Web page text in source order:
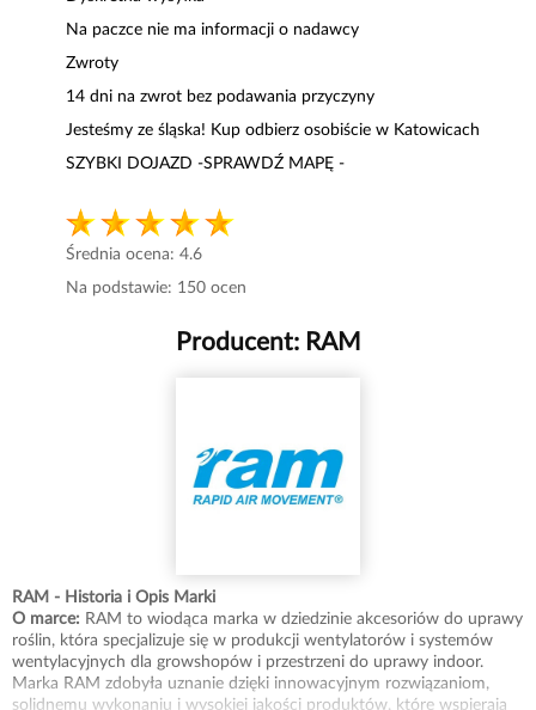
Na paczce nie ma informacji o nadawcy
Zwroty
14 dni na zwrot bez podawania przyczyny
Jesteśmy ze śląska! Kup odbierz osobiście w Katowicach
SZYBKI DOJAZD -SPRAWDŹ MAPĘ -
Średnia ocena: 4.6
Na podstawie: 150 ocen
Producent:RAM
RAM - Historia i Opis Marki
O marce: RAM to wiodąca marka w dziedzinie akcesoriów do uprawy
roślin, która specjalizuje się w produkcji wentylatorów i systemów
wentylacyjnych dla growshopów i przestrzeni do uprawy indoor.
Marka RAM zdobyła uznanie dzięki innowacyjnym rozwiązaniom,
solidnemu wykonaniu i wysokiej jakości produktów, które wspierają